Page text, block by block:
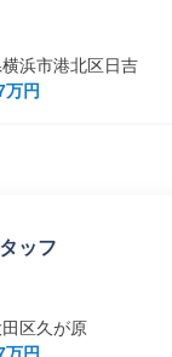
浜市港北区日吉
万円
ッフ
区久が原